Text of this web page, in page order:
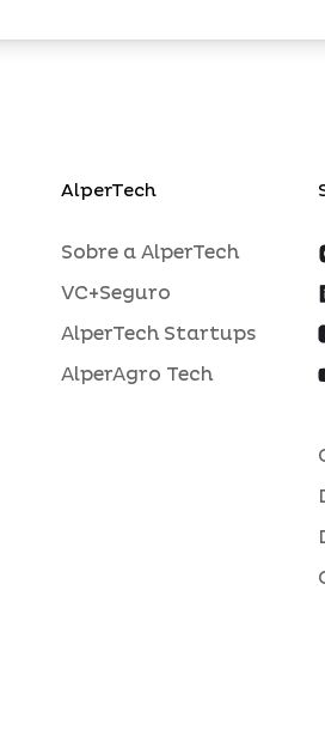
AlperTech
Sobre a AlperTech
VC+Seguro
AlperTech Startups
AlperAgro Tech